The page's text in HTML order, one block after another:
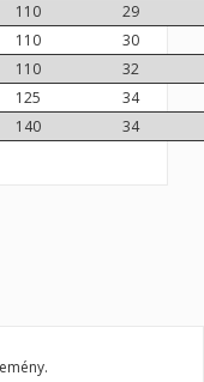
110
29
110
30
110
32
125
34
140 34